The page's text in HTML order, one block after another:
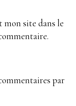
site dans le
par